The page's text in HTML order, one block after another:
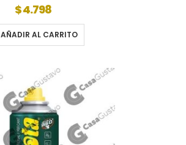
$4.798
AÑADIR AL CARRITO